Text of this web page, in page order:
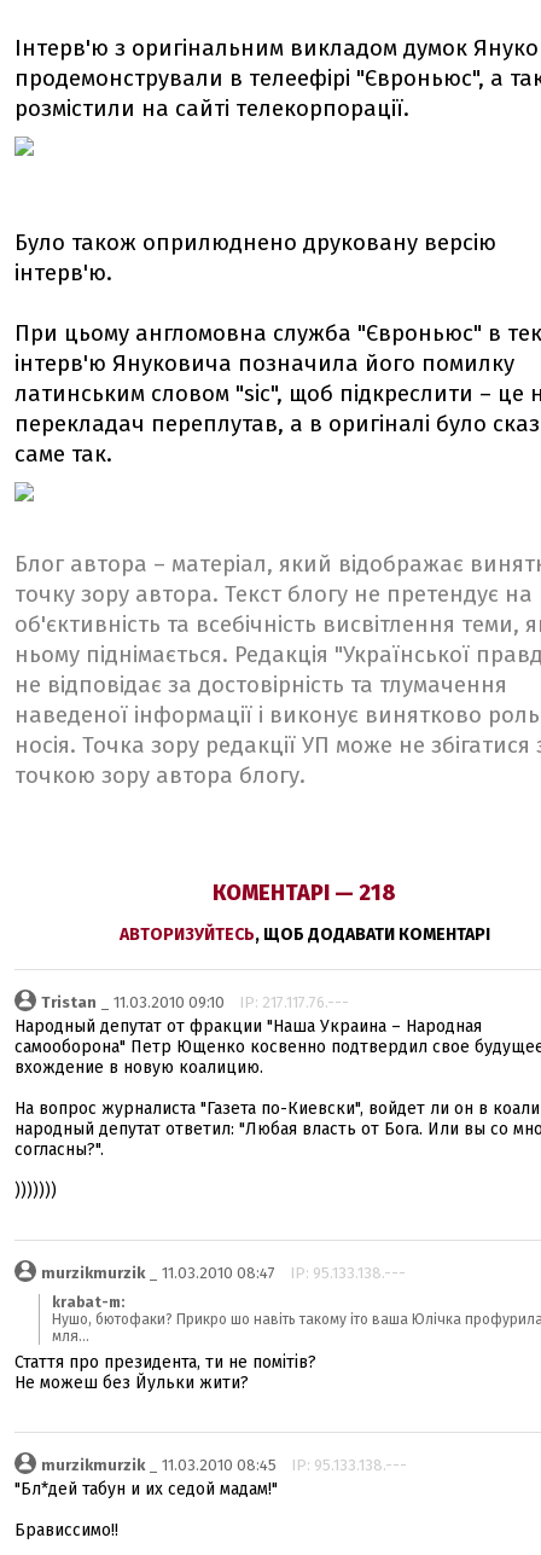
Інтерв'ю з оригінальним викладом думок
продемонстрували в телеефірі "Євроньюс", а
розмістили на сайті телекорпорації.
Було також оприлюднено друковану версію
інтерв'ю.
При цьому англомовна служба "Євроньюс" в
інтерв'ю Януковича позначила його помилку
латинським словом "sic", щоб підкреслити – це
перекладач переплутав, а в оригіналі було
саме так.
Блог автора – матеріал, який відображає
точку зору автора. Текст блогу не претендує на
об'єктивність та всебічність висвітлення теми,
ньому піднімається. Редакція "Української
не відповідає за достовірність та тлумачення
наведеної інформації і виконує винятково роль
носія. Точка зору редакції УП може не збігатися
точкою зору автора блогу.
КОМЕНТАРІ — 218
АВТОРИЗУЙТЕСЬ, ЩОБ ДОДАВАТИ КОМЕНТАРІ
Tristan _ 11.03.2010 09:10 IP: 217.117.76.---
Народный депутат от фракции "Наша Украина – Народная
самооборона" Петр Ющенко косвенно подтвердил свое
вхождение в новую коалицию.
На вопрос журналиста "Газета по-Киевски", войдет ли он в
народный депутат ответил: "Любая власть от Бога. Или вы со
согласны?".
)))))))
murzikmurzik_ 11.03.2010 08:47 IP: 95.133.138.---
krabat-m:
Нушо, бютофаки? Прикро шо навіть такому іто ваша Юлічка
мля...
Стаття про президента, ти не помітів?
Не можеш без Йульки жити?
murzikmurzik_ 11.03.2010 08:45 IP: 95.133.138.---
"Бл*дей табун и их седой мадам!"
Брависсимо!!